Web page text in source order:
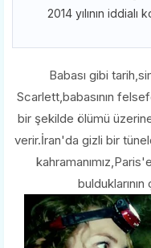
2014 yılının iddialı
Babası gibi
Scarlett,babasının
bir şekilde ölümü
verir.İran'da gizli bir